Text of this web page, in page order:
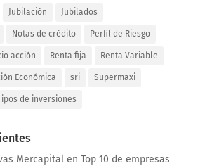
Jubilación Jubilados
Notas de crédito Perfil de Riesgo
acción Renta fija Renta Variable
Económica sri Supermaxi
de inversiones
Mercapitalen Top 10 de empresas